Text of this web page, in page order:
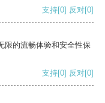
支持[0] 反对[0]
限的流畅体验和安全性保
支持[0] 反对[0]